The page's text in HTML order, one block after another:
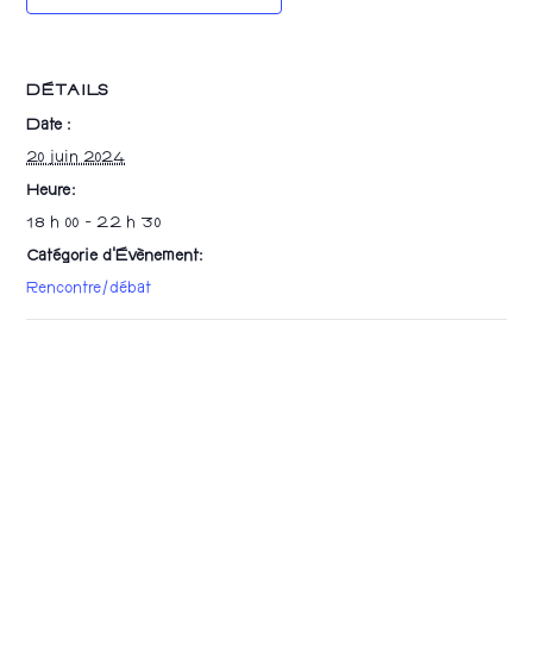
DÉTAILS
Date :
20 juin 2024
Heure :
18 h 00 - 22 h 30
Catégorie d’Évènement:
Rencontre/débat